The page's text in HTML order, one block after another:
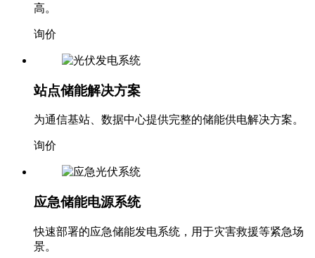
高。
询价
站点储能解决方案
为通信基站、数据中心提供完整的储能供电解决方案。
询价
应急储能电源系统
快速部署的应急储能发电系统，用于灾害救援等紧急场
景。